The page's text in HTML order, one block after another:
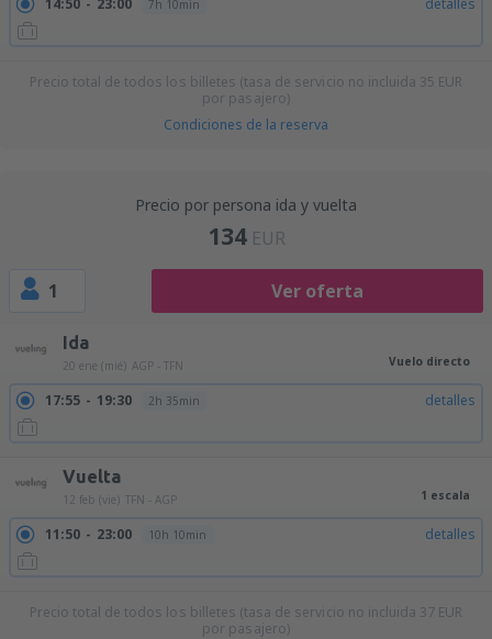
14:50 23:00 7h 10min detalles
Precio total de todos los billetes (tasa de servicio no incluida 35 EUR
por pasajero)
Condiciones de la reserva
Precio por persona ida y vuelta
134 EUR
1 Ver oferta
Ida
20 ene (mié) AGP - TFN Vuelo directo
17:55 19:30 2h 35min detalles
Vuelta
12 feb (vie) TFN - AGP 1 escala
11:50 23:00 10h 10min detalles
Precio total de todos los billetes (tasa de servicio no incluida 37 EUR
por pasajero)